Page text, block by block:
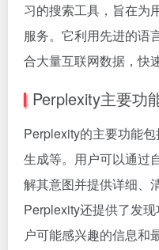
习的搜索工具，旨在为
服务。它利用先进的语
合大量互联网数据，快
Perplexity主要功
Perplexity的主要功能
生成等。用户可以通过
解其意图并提供详细、
Perplexity还提供了发
户可能感兴趣的信息和